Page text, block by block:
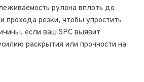
рулона вплоть до
прохода резки, чтобы упростить
если ваш SPC выявит
раскрытия или прочности на